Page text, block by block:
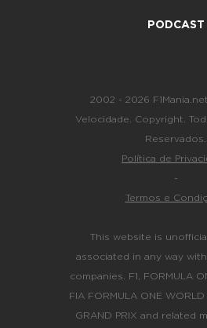
PODCAST
2002 - 2026
Velocidade. Copyright.
Reservados.
Política de
-
Termos e
This website is
associated in any way
companies. F1, FORMULA
FIA FORMULA ONE WORLD
GRAND PRIX and related